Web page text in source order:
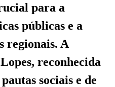
para a
públicas e a
regionais. A
reconhecida
sociais e de